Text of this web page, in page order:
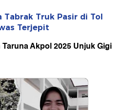
Tabrak Truk Pasir di Tol
Terjepit
Akpol 2025 Unjuk Gigi